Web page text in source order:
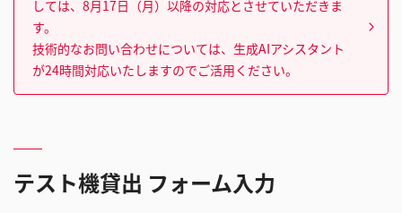
しては、8月17日（月）以降の対応とさせていただきま
す。
技術的なお問い合わせについては、生成AIアシスタント
が24時間対応いたしますのでご活用ください。
テスト機貸出 フォーム入力